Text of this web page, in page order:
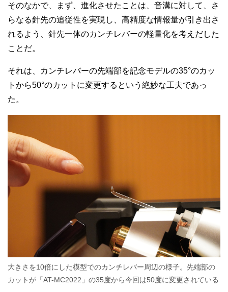
そのなかで、まず、進化させたことは、音溝に対して、さ
らなる針先の追従性を実現し、高精度な情報量が引き出さ
れるよう、針先一体のカンチレバーの軽量化を考えだした
ことだ。
それは、カンチレバーの先端部を記念モデルの35°のカッ
トから50°のカットに変更するという絶妙な工夫であっ
た。
大きさを10倍にした模型でのカンチレバー周辺の様子。先端部の
カットが「AT-MC2022」の35度から今回は50度に変更されている